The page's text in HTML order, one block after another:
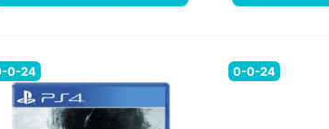
0-24 0-0-24